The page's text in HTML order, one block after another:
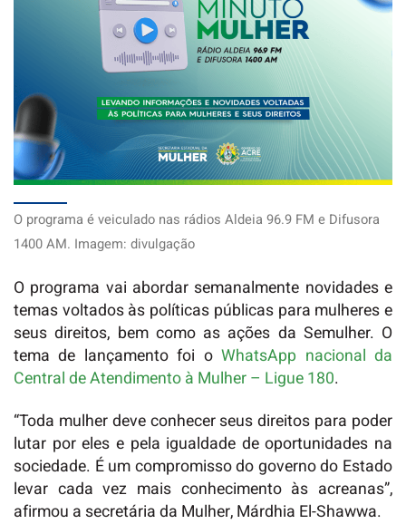
O programa é veiculado nas rádios Aldeia 96.9 FM e Difusora
1400 AM. Imagem: divulgação
O programa vai abordar semanalmente novidades e
temas voltados às políticas públicas para mulheres e
seus direitos, bem como as ações da Semulher. O
tema de lançamento foi oWhatsApp nacional da
Central de Atendimento à Mulher – Ligue 180.
“Toda mulher deve conhecer seus direitos para poder
lutar por eles e pela igualdade de oportunidades na
sociedade. É um compromisso do governo do Estado
levar cada vez mais conhecimento às acreanas”,
afirmou a secretária da Mulher, Márdhia El-Shawwa.